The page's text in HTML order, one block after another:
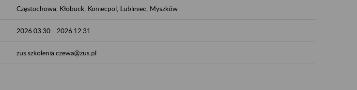
Częstochowa, Kłobuck, Koniecpol, Lubliniec, Myszków
2026.03.30 - 2026.12.31
zus.szkolenia.czewa@zus.pl